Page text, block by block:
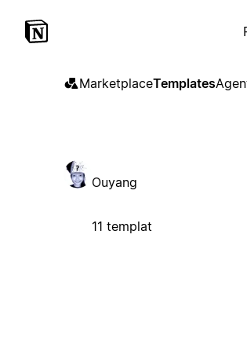
MarketplaceTemplates
Ouyang
11 templat